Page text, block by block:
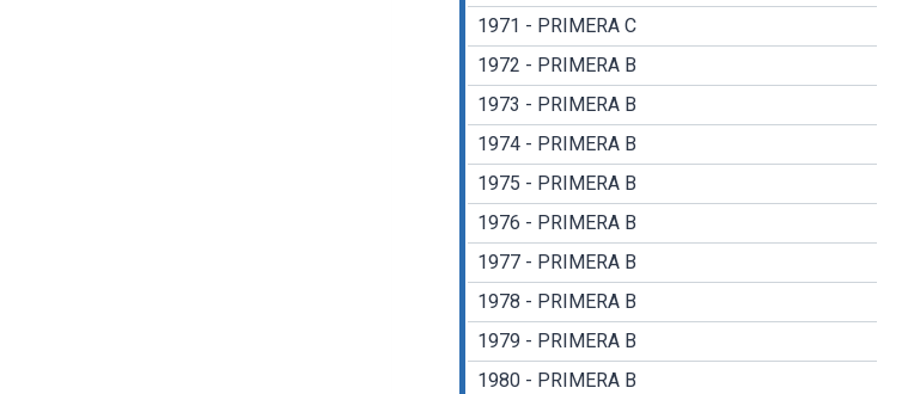
1971 - PRIMERA C
1972 - PRIMERA B
1973 - PRIMERA B
1974 - PRIMERA B
1975 - PRIMERA B
1976 - PRIMERA B
1977 - PRIMERA B
1978 - PRIMERA B
1979 - PRIMERA B
1980 - PRIMERA B